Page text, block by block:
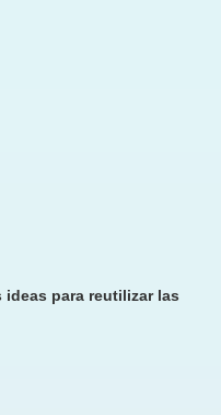
ideas para reutilizar las